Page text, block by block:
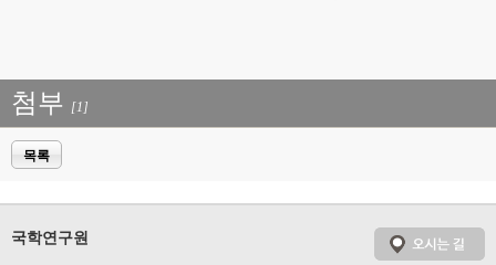
첨부 [1]
목록
국학연구원